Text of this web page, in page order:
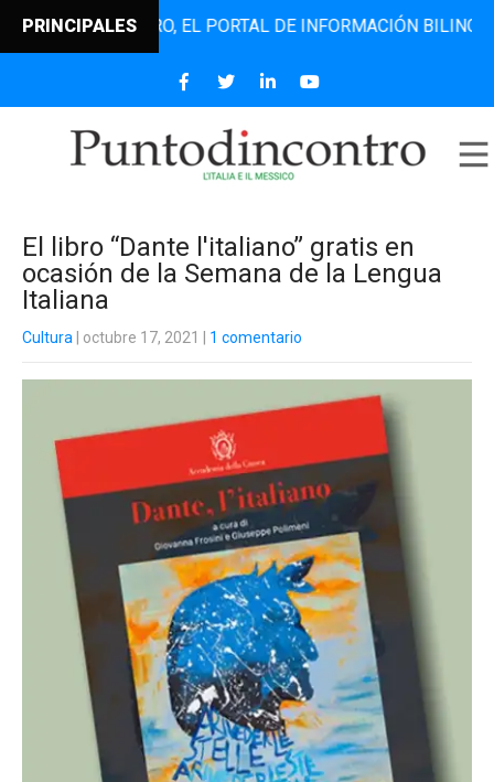
PRINCIPALESEL PORTAL DE INFORMACIÓN BILINGÜE
El libro “Dante l'italiano” gratis en
ocasión de la Semana de la Lengua
Italiana
Cultura | octubre 17, 2021 1 comentario